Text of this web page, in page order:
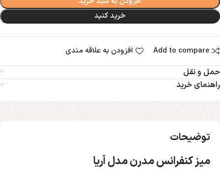
خرید کنید
Add to compare افزودن به علاقه مندی
حمل و نقل
راهنمای خرید
توضیحات
میز کنفرانس مدرن مدل آریا